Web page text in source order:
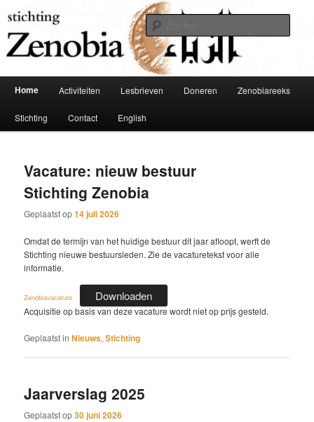
naar
de
primaire
inhoud
naar
de
secundaire
inhoudStichting Zenobia
Home Activiteiten Lesbrieven Doneren Zenobiareeks
Stichting Contact English
Vacature: nieuw bestuur
Stichting Zenobia
Geplaatst op14 juli 2026
Omdat de termijn van het huidige bestuur dit jaar afloopt, werft de
Stichting nieuwe bestuursleden. Zie de vacaturetekst voor alle
informatie.
Zenobiavacature Downloaden
Acquisitie op basis van deze vacature wordt niet op prijs gesteld.
Geplaatst in Nieuws,Stichting
Jaarverslag 2025
Geplaatst op30 juni 2026